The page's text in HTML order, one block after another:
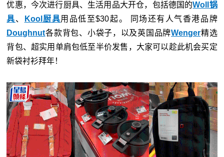
优惠，今次进行厨具、生活用品大开仓，包括德国的Woll锅
具、 Kool厨具用品低至$30起。 同场还有人气香港品牌
Doughnut各款背包、小袋子，以及英国品牌Wenger精选
背包、超实用单肩包低至半价发售，大家可以趁此机会买定
新袋衬衫拜年！